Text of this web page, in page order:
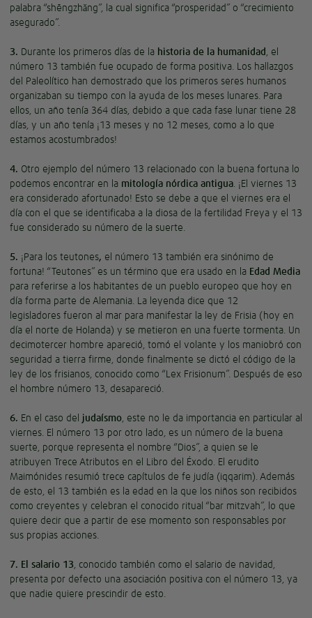
palabra “shēngzhǎng”, la cual significa “prosperidad” o “crecimiento
asegurado”.
3. Durante los primeros días de la historia de la humanidad, el
número 13 también fue ocupado de forma positiva. Los hallazgos
del Paleolítico han demostrado que los primeros seres humanos
organizaban su tiempo con la ayuda de los meses lunares. Para
ellos, un año tenía 364 días, debido a que cada fase lunar tiene 28
días, y un año tenía ¡13 meses y no 12 meses, como a lo que
estamos acostumbrados!
4. Otro ejemplo del número 13 relacionado con la buena fortuna lo
podemos encontrar en la mitología nórdica antigua. ¡El viernes 13
era considerado afortunado! Esto se debe a que el viernes era el
día con el que se identificaba a la diosa de la fertilidad Freya y el 13
fue considerado su número de la suerte.
5. ¡Para los teutones, el número 13 también era sinónimo de
fortuna! “Teutones” es un término que era usado en la Edad Media
para referirse a los habitantes de un pueblo europeo que hoy en
día forma parte de Alemania. La leyenda dice que 12
legisladores fueron al mar para manifestar la ley de Frisia (hoy en
día el norte de Holanda) y se metieron en una fuerte tormenta. Un
decimotercer hombre apareció, tomó el volante y los maniobró con
seguridad a tierra firme, donde finalmente se dictó el código de la
ley de los frisianos, conocido como “Lex Frisionum”. Después de eso
el hombre número 13, desapareció.
6. En el caso del judaísmo, este no le da importancia en particular al
viernes. El número 13 por otro lado, es un número de la buena
suerte, porque representa el nombre “Dios”, a quien se le
atribuyen Trece Atributos en el Libro del Éxodo. El erudito
Maimónides resumió trece capítulos de fe judía (iqqarim). Además
de esto, el 13 también es la edad en la que los niños son recibidos
como creyentes y celebran el conocido ritual “bar mitzvah”, lo que
quiere decir que a partir de ese momento son responsables por
sus propias acciones.
7. El salario 13, conocido también como el salario de navidad,
presenta por defecto una asociación positiva con el número 13, ya
que nadie quiere prescindir de esto.